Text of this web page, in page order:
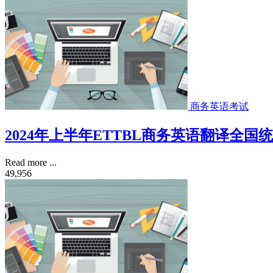
商务英语考试
2024年上半年ETTBL商务英语翻译全国
Read more ...
49,956